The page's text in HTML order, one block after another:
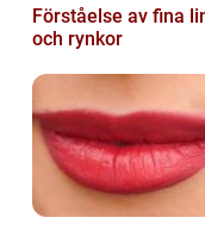
Förståelse av fina
och rynkor